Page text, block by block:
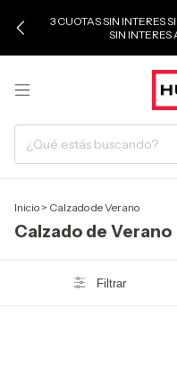
3 CUOTAS SIN INTERES
SIN
Inicio > Calzado de Verano
Calzado de Verano
Filtrar